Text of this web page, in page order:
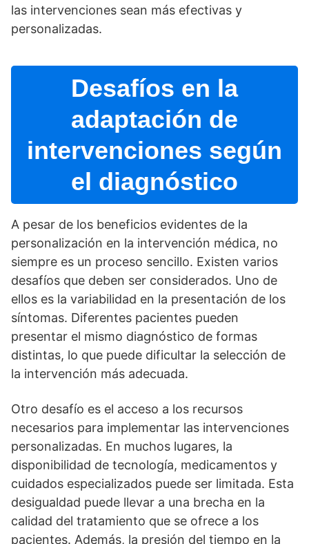
las intervenciones sean más efectivas y
personalizadas.
Desafí­os en la
adaptación de
intervenciones según
el diagnóstico
A pesar de los beneficios evidentes de la
personalización en la intervención médica, no
siempre es un proceso sencillo. Existen varios
desafí­os que deben ser considerados. Uno de
ellos es la variabilidad en la presentación de los
sí­ntomas. Diferentes pacientes pueden
presentar el mismo diagnóstico de formas
distintas, lo que puede dificultar la selección de
la intervención más adecuada.
Otro desafí­o es el acceso a los recursos
necesarios para implementar las intervenciones
personalizadas. En muchos lugares, la
disponibilidad de tecnologí­a, medicamentos y
cuidados especializados puede ser limitada. Esta
desigualdad puede llevar a una brecha en la
calidad del tratamiento que se ofrece a los
pacientes. Además, la presión del tiempo en la